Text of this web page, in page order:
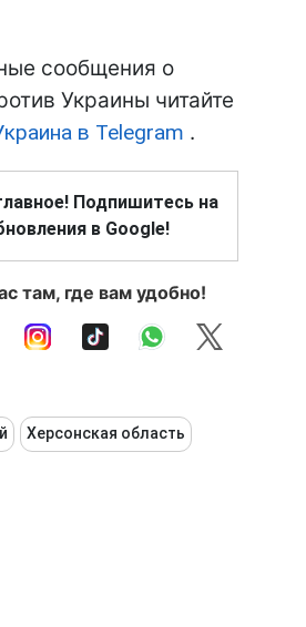
сообщения о
Украины читайте
в Telegram .
Подпишитесь на
в Google!
там, где вам удобно!
Херсонская область